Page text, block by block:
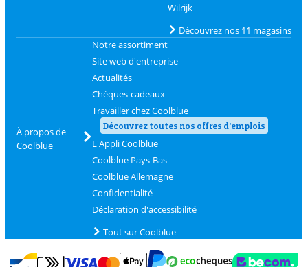
Wilrijk
Découvrez nos 11 magasins
À propos de
Coolblue
Notre assortiment
Site web d'entreprise
Actualités
Chèques-cadeaux
Travailler chez Coolblue
Découvrez toutes nos offres d'emplois
L'Appli Coolblue
Coolblue Pays-Bas
Coolblue Allemagne
Confidentialité
Déclaration d'accessibilité
Tout sur Coolblue